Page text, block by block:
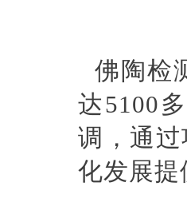
佛陶检
达5100
调，通
化发展提